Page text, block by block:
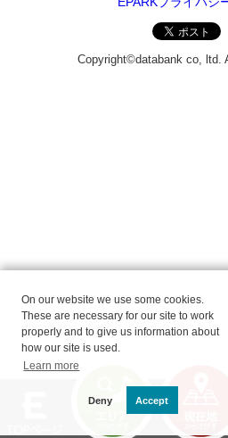
On our website we use some cookies.
These are necessary for our site to work
properly and to give us information about
how our site is used.
Learn more
Deny Accept